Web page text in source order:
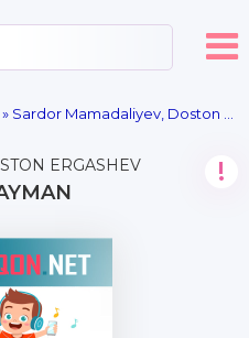
» Sardor Mamadaliyev, Doston Ergashev - Qizlarga tushunmayman
ERGASHEV !